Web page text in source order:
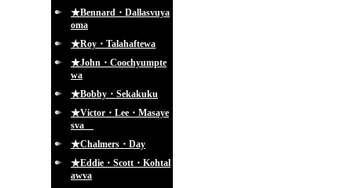
★Bennard・Dallasvuya
oma
★Roy・Talahaftewa
★John・Coochyumpte
wa
★Bobby・Sekakuku
★Victor・Lee・Masaye
sva
★Chalmers・Day
★Eddie・Scott・Kohtal
awva